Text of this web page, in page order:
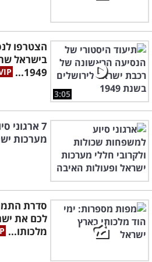
3:05
הצטרפו
בישראל
1949...
7
מערכות
סדרת
לכם את
מלכותו...